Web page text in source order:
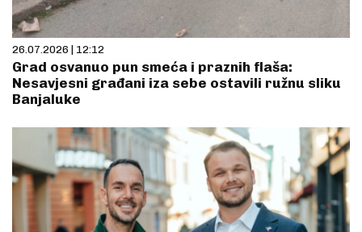
26.07.2026 | 12:12
Grad osvanuo pun smeća i praznih flaša:
Nesavjesni građani iza sebe ostavili ružnu sliku
Banjaluke